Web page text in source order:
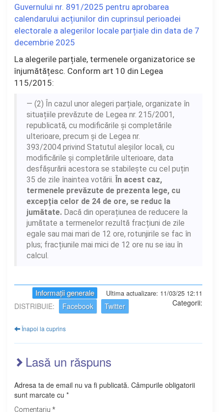
Guvernului nr. 891/2025 pentru aprobarea
calendarului acțiunilor din cuprinsul perioadei
electorale a alegerilor locale parțiale din data de 7
decembrie 2025
La alegerile parțiale, termenele organizatorice se
înjumătățesc. Conform art 10 din Legea
115/2015:
(2) În cazul unor alegeri parțiale, organizate în
situațiile prevăzute de Legea nr. 215/2001,
republicată, cu modificările și completările
ulterioare, precum și de Legea nr.
393/2004 privind Statutul aleșilor locali, cu
modificările și completările ulterioare, data
desfășurării acestora se stabilește cu cel puțin
35 de zile înaintea votării. În acest caz,
termenele prevăzute de prezenta lege, cu
excepția celor de 24 de ore, se reduc la
jumătate. Dacă din operațiunea de reducere la
jumătate a termenelor rezultă fracțiuni de zile
egale sau mai mari de 12 ore, rotunjirile se fac în
plus; fracțiunile mai mici de 12 ore nu se iau în
calcul.
Ultima actualizare: 11/03/25 12:11
Informații generale
Categorii:
DISTRIBUIE: Facebook Twitter
Înapoi la cuprins
Lasă un răspuns
Adresa ta de email nu va fi publicată. Câmpurile obligatorii
sunt marcate cu *
Comentariu *